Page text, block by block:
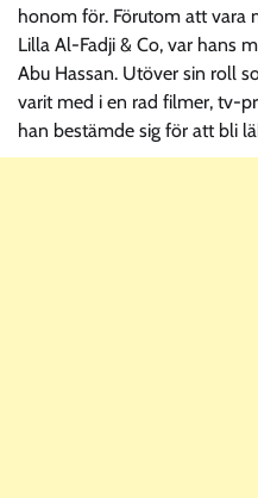
honom för. Förutom att vara
Lilla Al-Fadji & Co, var hans
Abu Hassan. Utöver sin roll
varit med i en rad filmer, tv-
han bestämde sig för att bli